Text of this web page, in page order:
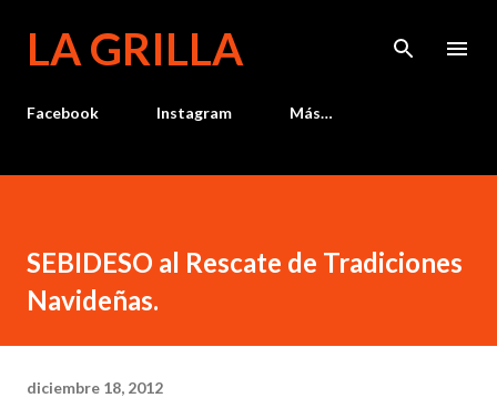
LA GRILLA
Facebook Instagram Más…
SEBIDESO al Rescate de Tradiciones
Navideñas.
diciembre 18, 2012